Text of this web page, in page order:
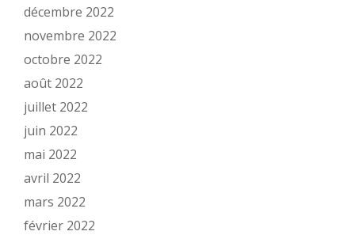
décembre 2022
novembre 2022
octobre 2022
août 2022
juillet 2022
juin 2022
mai 2022
avril 2022
mars 2022
février 2022